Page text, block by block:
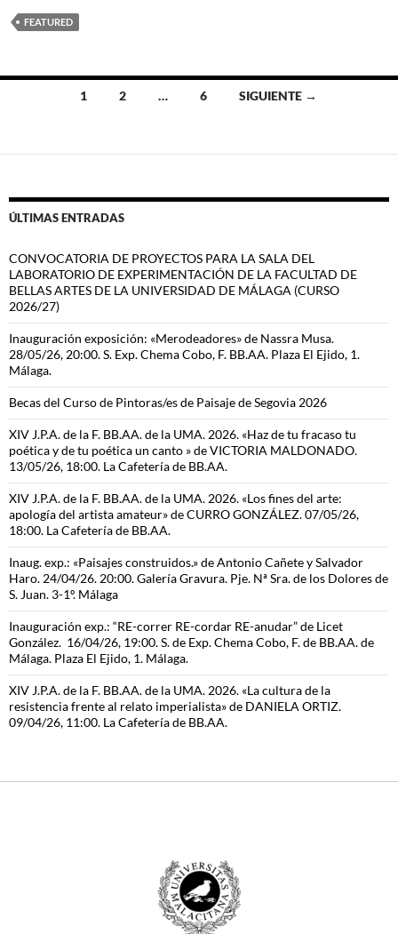
FEATURED
las
1 2 … 6 SIGUIENTE →
ÚLTIMAS ENTRADAS
CONVOCATORIA DE PROYECTOS PARA LA SALA DEL
LABORATORIO DE EXPERIMENTACIÓN DE LA FACULTAD DE
BELLAS ARTES DE LA UNIVERSIDAD DE MÁLAGA (CURSO
2026/27)
Inauguración exposición: «Merodeadores» de Nassra Musa.
28/05/26, 20:00. S. Exp. Chema Cobo, F. BB.AA. Plaza El Ejido, 1.
Málaga.
Becas del Curso de Pintoras/es de Paisaje de Segovia 2026
XIV J.P.A. de la F. BB.AA. de la UMA. 2026. «Haz de tu fracaso tu
poética y de tu poética un canto » de VICTORIA MALDONADO.
13/05/26, 18:00. La Cafetería de BB.AA.
XIV J.P.A. de la F. BB.AA. de la UMA. 2026. «Los fines del arte:
apología del artista amateur» de CURRO GONZÁLEZ. 07/05/26,
18:00. La Cafetería de BB.AA.
Inaug. exp.: «Paisajes construidos.» de Antonio Cañete y Salvador
Haro. 24/04/26. 20:00. Galería Gravura. Pje. Nª Sra. de los Dolores de
S. Juan. 3-1º. Málaga
Inauguración exp.: “RE-correr RE-cordar RE-anudar” de Licet
González. 16/04/26, 19:00. S. de Exp. Chema Cobo, F. de BB.AA. de
Málaga. Plaza El Ejido, 1. Málaga.
XIV J.P.A. de la F. BB.AA. de la UMA. 2026. «La cultura de la
resistencia frente al relato imperialista» de DANIELA ORTIZ.
09/04/26, 11:00. La Cafetería de BB.AA.